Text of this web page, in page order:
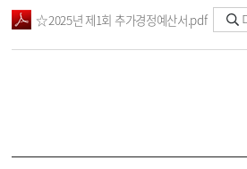
☆2025년 제1회 추가경정예산서.pdf